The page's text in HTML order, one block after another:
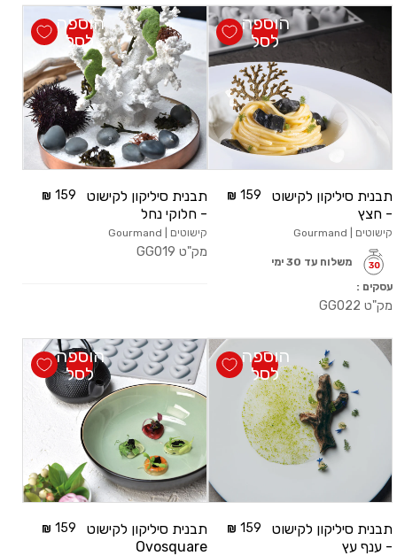
תבנית סיליקון לקישוט
- חצץ
קישוטים | Gourmand
משלוח עד 30 ימי
עסקים :
מק"ט GG022
159
הוספה
לסל
תבנית סיליקון לקישוט
- חלוקי נחל
קישוטים | Gourmand
מק"ט GG019
159
הוספה
לסל
תבנית סיליקון לקישוט
- ענף עץ
159
הוספה
לסל
תבנית סיליקון לקישוט
Ovosquare
159
הוספה
לסל